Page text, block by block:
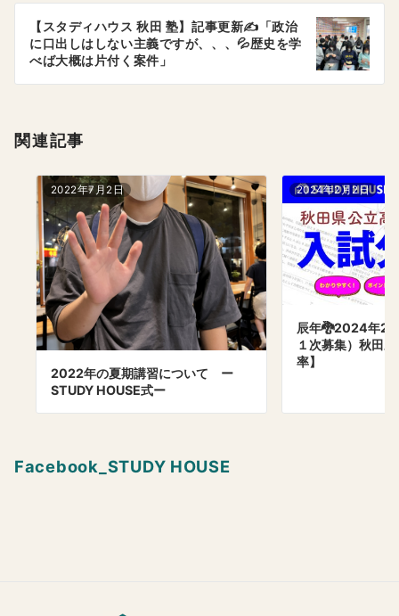
ン
【スタディハウス 秋田 塾】記事更新✍️「政治
に口出しはしない主義ですが、、、💦歴史を学
べば大概は片付く案件」
関連記事
2022年7月2日
2022年の夏期講習について ー
STUDY HOUSE式ー
2024年2月2日
辰年🐉2024年2
１次募集）秋田
率】
Facebook_STUDY HOUSE